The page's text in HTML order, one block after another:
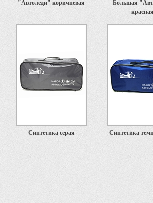
"Автоледи" коричневая
Большая
красная
Синтетика серая Синтетика